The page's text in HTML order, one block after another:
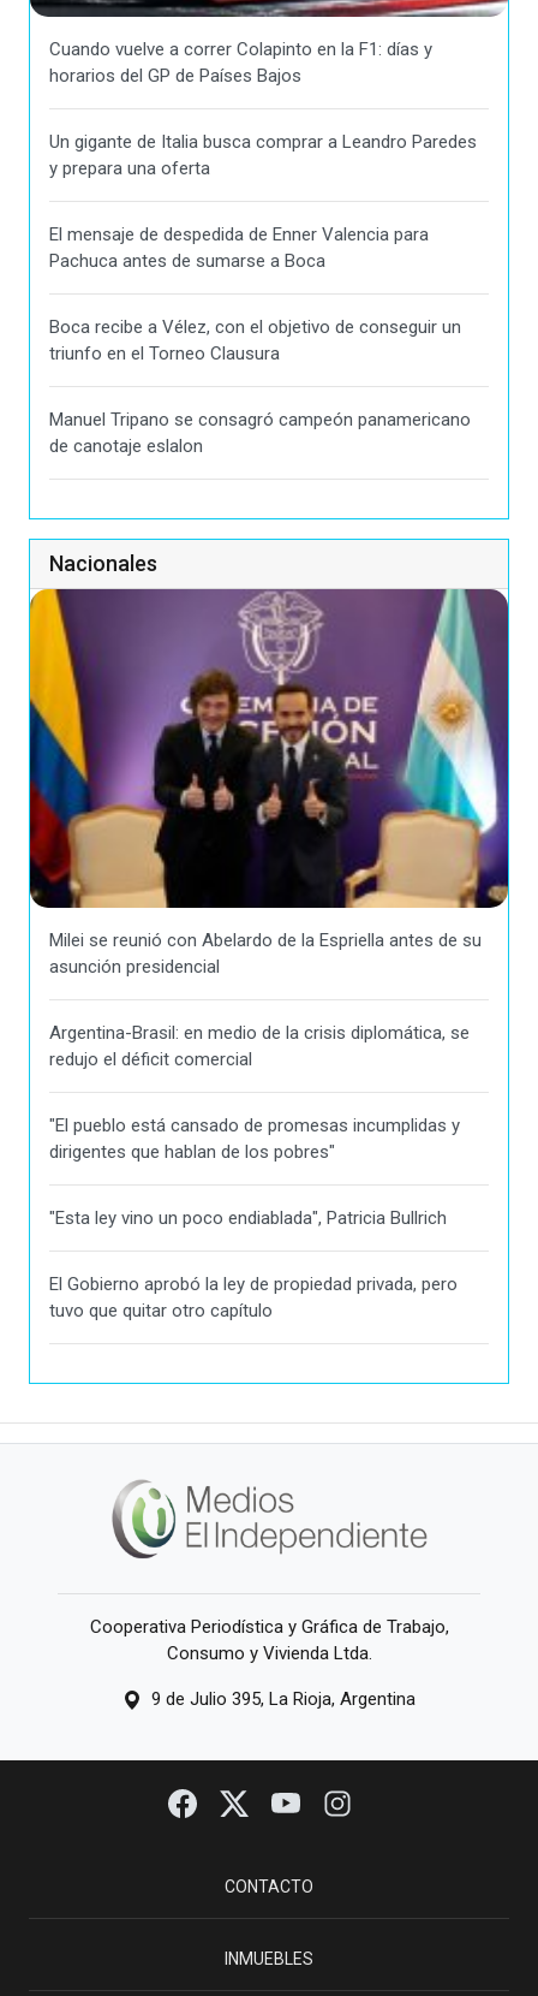
Cuando vuelve a correr Colapinto en la F1: días y
horarios del GP de Países Bajos
Un gigante de Italia busca comprar a Leandro Paredes
y prepara una oferta
El mensaje de despedida de Enner Valencia para
Pachuca antes de sumarse a Boca
Boca recibe a Vélez, con el objetivo de conseguir un
triunfo en el Torneo Clausura
Manuel Tripano se consagró campeón panamericano
de canotaje eslalon
Nacionales
Milei se reunió con Abelardo de la Espriella antes de su
asunción presidencial
Argentina-Brasil: en medio de la crisis diplomática, se
redujo el déficit comercial
"El pueblo está cansado de promesas incumplidas y
dirigentes que hablan de los pobres"
"Esta ley vino un poco endiablada", Patricia Bullrich
El Gobierno aprobó la ley de propiedad privada, pero
tuvo que quitar otro capítulo
Cooperativa Periodística y Gráfica de Trabajo,
Consumo y Vivienda Ltda.
9 de Julio 395, La Rioja, Argentina
CONTACTO
INMUEBLES